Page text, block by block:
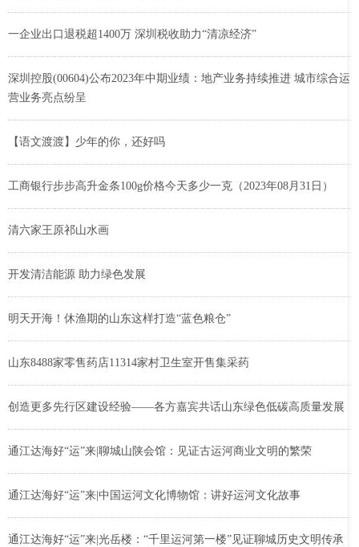
一企业出口退税超1400万 深圳税收助力“清凉经济”
深圳控股(00604)公布2023年中期业绩：地产业务持续推进 城市综合运
营业务亮点纷呈
【语文渡渡】少年的你，还好吗
工商银行步步高升金条100g价格今天多少一克（2023年08月31日）
清六家王原祁山水画
开发清洁能源 助力绿色发展
明天开海！休渔期的山东这样打造“蓝色粮仓”
山东8488家零售药店11314家村卫生室开售集采药
创造更多先行区建设经验——各方嘉宾共话山东绿色低碳高质量发展
通江达海好“运”来|聊城山陕会馆：见证古运河商业文明的繁荣
通江达海好“运”来|中国运河文化博物馆：讲好运河文化故事
通江达海好“运”来|光岳楼：“千里运河第一楼”见证聊城历史文明传承